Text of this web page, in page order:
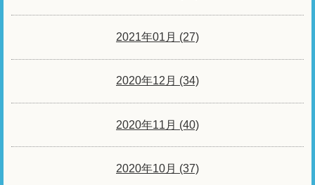
2021年01月 (27)
2020年12月 (34)
2020年11月 (40)
2020年10月 (37)